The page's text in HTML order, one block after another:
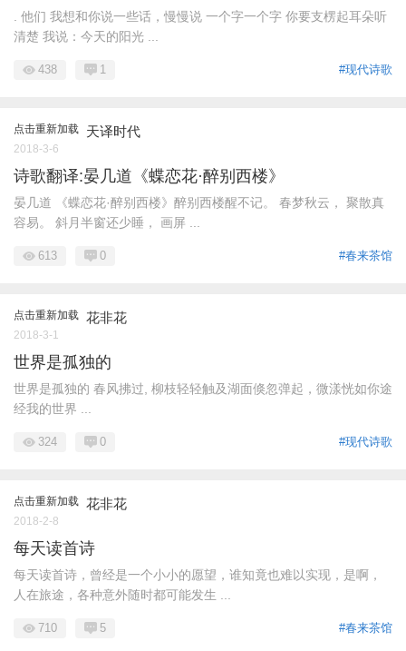
. 他们 我想和你说一些话，慢慢说 一个字一个字 你要支楞起耳朵听
清楚 我说：今天的阳光 ...
#现代诗歌
438 1
点击重新加载 天译时代
2018-3-6
诗歌翻译:晏几道《蝶恋花·醉别西楼》
晏几道 《蝶恋花·醉别西楼》醉别西楼醒不记。 春梦秋云， 聚散真
容易。 斜月半窗还少睡， 画屏 ...
#春来茶馆
613 0
点击重新加载 花非花
2018-3-1
世界是孤独的
世界是孤独的 春风拂过, 柳枝轻轻触及湖面倏忽弹起，微漾恍如你途
经我的世界 ...
#现代诗歌
324 0
点击重新加载 花非花
2018-2-8
每天读首诗
每天读首诗，曾经是一个小小的愿望，谁知竟也难以实现，是啊，
人在旅途，各种意外随时都可能发生 ...
#春来茶馆
710 5